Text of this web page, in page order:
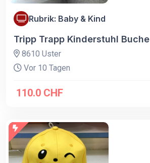
Rubrik: Baby & Kind
Tripp Trapp Kinderstuhl Buche
8610 Uster
Vor 10 Tagen
110.0 CHF